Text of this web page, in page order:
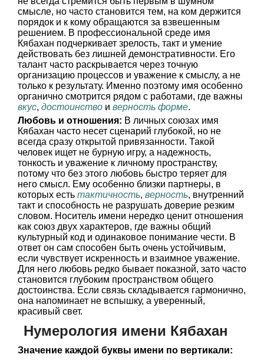
смысле, но часто становится тем, на ком держится
порядок и к кому обращаются за взвешенным
решением. В профессиональной среде имя
Кябахан подчеркивает зрелость, такт и умение
действовать без лишней демонстративности. Его
талант часто раскрывается через точную
организацию процессов и уважение к смыслу, а не
только к результату. Именно поэтому имя особенно
органично смотрится рядом с работами, где важны
вкус, достоинство и верность форме.
Любовь и отношения: В личных союзах имя
Кябахан часто несет сценарий глубокой, но не
всегда сразу открытой привязанности. Такой
человек ищет не бурную игру, а надежность,
тонкость и уважение к личному пространству,
потому что без этого любовь быстро теряет для
него смысл. Ему особенно близки партнеры, в
которых есть тактичность, верность, внутренний
такт и способность не разрушать доверие резким
словом. Носитель имени нередко ценит отношения
как союз двух характеров, где важны общий
культурный код и одинаковое понимание чести. В
ответ он сам способен быть очень устойчивым,
если чувствует искренность и взаимное уважение.
Для него любовь редко бывает показной, зато часто
становится глубоким пространством общего
достоинства. Если связь складывается гармонично,
она напоминает не вспышку, а уверенный,
красивый свет.
Нумерология имени Кябахан
Значение каждой буквы имени по вертикали: